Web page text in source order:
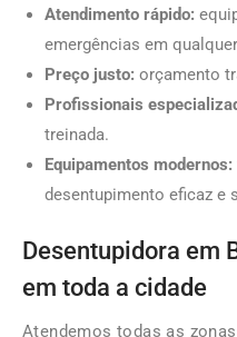
Atendimento rápido:
emergências em
Preço justo: orçamento
Profissionais
treinada.
Equipamentos modernos:
desentupimento eficaz e
Desentupidora em
em toda a cidade
Atendemos todas as